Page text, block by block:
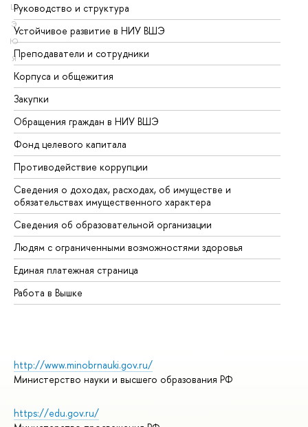
Щ
Э
Ю
Я
Руководство и структура
Устойчивое развитие в НИУ ВШЭ
Преподаватели и сотрудники
Корпуса и общежития
Закупки
Обращения граждан в НИУ ВШЭ
Фонд целевого капитала
Противодействие коррупции
Сведения о доходах, расходах, об имуществе и
обязательствах имущественного характера
Сведения об образовательной организации
Людям с ограниченными возможностями здоровья
Единая платежная страница
Работа в Вышке
http://www.minobrnauki.gov.ru/
Министерство науки и высшего образования РФ
https://edu.gov.ru/